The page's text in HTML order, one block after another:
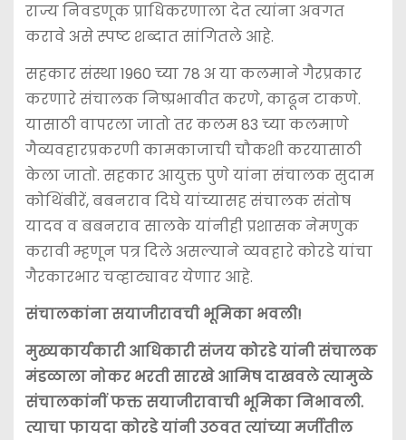
राज्य निवडणूक प्राधिकरणाला देत त्यांना अवगत
करावे असे स्पष्ट शब्दात सांगितले आहे.
सहकार संस्था 1960 च्या 78 अ या कलमाने गैरप्रकार
करणारे संचालक निष्प्रभावीत करणे, काढून टाकणे.
यासाठी वापरला जातो तर कलम 83 च्या कलमाणे
गैव्यवहारप्रकरणी कामकाजाची चौकशी करयासाठी
केला जातो. सहकार आयुक्त पुणे यांना संचालक सुदाम
कोथिंबीरें, बबनराव दिघे यांच्यासह संचालक संतोष
यादव व बबनराव सालके यांनीही प्रशासक नेमणुक
करावी म्हणून पत्र दिले असल्याने व्यवहारे कोरडे यांचा
गैरकारभार चव्हाट्यावर येणार आहे.
संचालकांना सयाजीरावची भूमिका भवली!
मुख्यकार्यकारी आधिकारी संजय कोरडे यांनी संचालक
मंडळाला नोकर भरती सारखे आमिष दाखवले त्यामुळे
संचालकांनीं फक्त सयाजीरावाची भूमिका निभावली.
त्याचा फायदा कोरडे यांनी उठवत त्यांच्या मर्जीतील